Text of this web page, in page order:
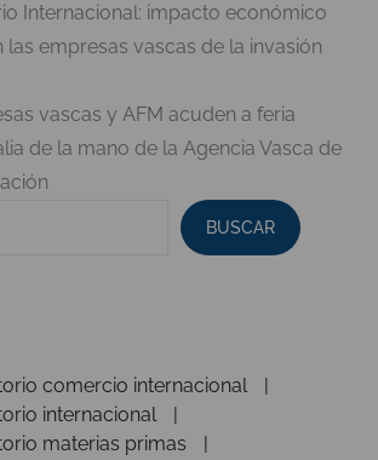
Internacional: impacto económico
empresas vascas de la invasión
vascas y AFM acuden a feria
de la mano de la Agencia Vasca de
BUSCAR
comercio internacional
internacional
materias primas